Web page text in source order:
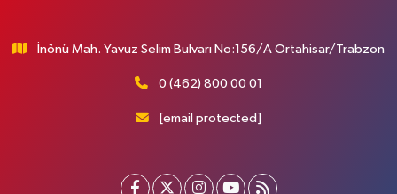
İnönü Mah. Yavuz Selim Bulvarı No:156/A Ortahisar/Trabzon
0 (462) 800 00 01
[email protected]